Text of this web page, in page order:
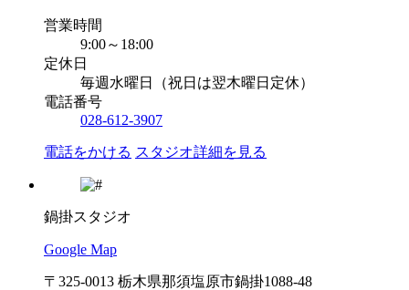
営業時間
9:00～18:00
定休日
毎週水曜日（祝日は翌木曜日定休）
電話番号
028-612-3907
電話をかける スタジオ詳細を見る
鍋掛スタジオ
Google Map
〒325-0013 栃木県那須塩原市鍋掛1088-48